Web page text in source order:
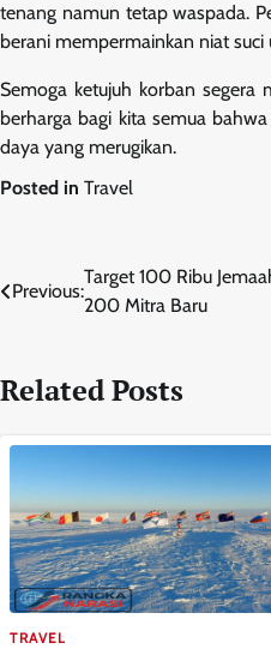
tenang namun tetap waspada.
berani mempermainkan niat
Semoga ketujuh korban segera
berharga bagi kita semua
daya yang merugikan.
Posted in Travel
Navigasi
Previous:
Target 100 Ribu
200 Mitra Baru
Related Posts
TRAVEL